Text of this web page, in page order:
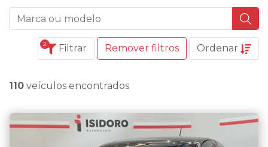
Filtrar
2 Remover filtros Ordenar
110 veículos encontrados